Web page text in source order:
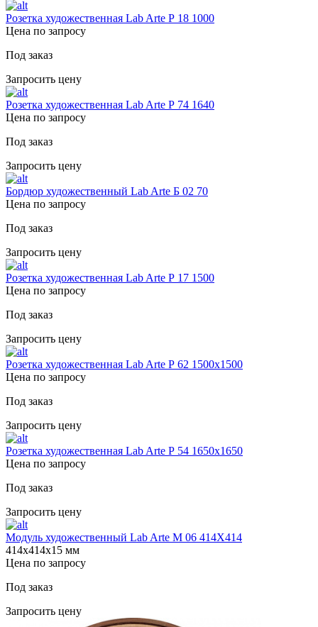
Розетка художественная Lab Arte Р 18 1000
Цена по запросу
Под заказ
Запросить цену
Розетка художественная Lab Arte Р 74 1640
Цена по запросу
Под заказ
Запросить цену
Бордюр художественный Lab Arte Б 02 70
Цена по запросу
Под заказ
Запросить цену
Розетка художественная Lab Arte Р 17 1500
Цена по запросу
Под заказ
Запросить цену
Розетка художественная Lab Arte Р 62 1500х1500
Цена по запросу
Под заказ
Запросить цену
Розетка художественная Lab Arte Р 54 1650х1650
Цена по запросу
Под заказ
Запросить цену
Модуль художественный Lab Arte М 06 414Х414
414х414х15 мм
Цена по запросу
Под заказ
Запросить цену